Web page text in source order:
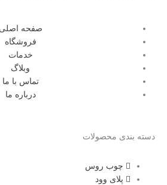
صفحه اصلی
فروشگاه
خدمات
وبلاگ
تماس با ما
درباره ما
دسته بندی محصولات
چوب روس
پلای وود